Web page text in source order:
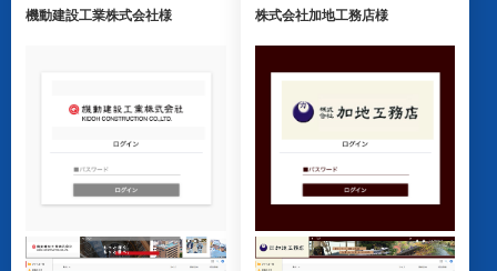
機動建設工業株式会社様
株式会社加地工務店様